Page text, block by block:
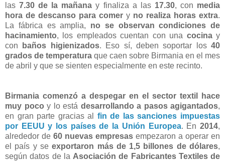
las7.30 de la mañana y finaliza a las 17.30, con media
hora de descanso para comer y no realiza horas extra.
La fábrica es amplia, no se observan condiciones de
hacinamiento, los empleados cuentan con una cocinay
con
baños higienizados. Eso sí, deben soportar los 40
grados de temperatura que caen sobre Birmania en el mes
de abril y que se sienten especialmente en este recinto.
Birmania comenzó a despegar en el sector textil hace
muy poco y lo está desarrollando a pasos agigantados,
en gran parte gracias al fin de las sanciones impuestas
por EEUU y los países de la Unión Europea. En2014,
alrededor de 60 nuevas empresas empezaron a operar en
el país y seexportaron más de 1,5 billones de dólares,
según datos de la Asociación de Fabricantes Textiles de